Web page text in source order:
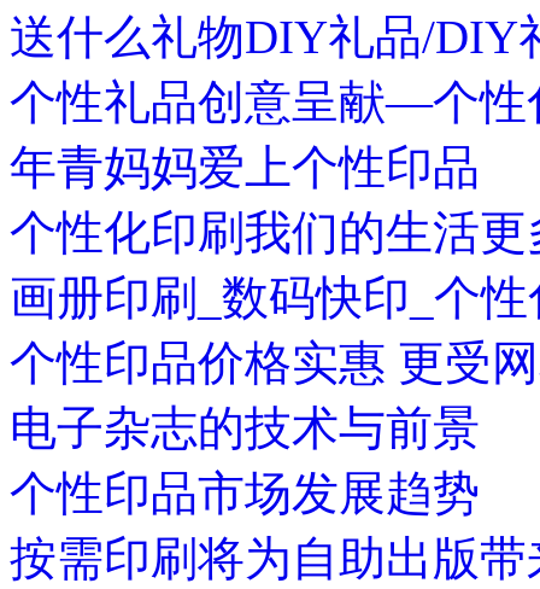
送什么礼物DIY礼品/DIY
个性礼品创意呈献—个性
年青妈妈爱上个性印品
个性化印刷我们的生活
画册印刷_数码快印_个
个性印品价格实惠 更受
电子杂志的技术与前景
个性印品市场发展趋势
按需印刷将为自助出版